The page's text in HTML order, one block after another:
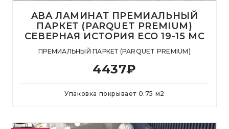
ABA ЛАМИНАТ ПРЕМИАЛЬНЫЙ
ПАРКЕТ (PARQUET PREMIUM)
СЕВЕРНАЯ ИСТОРИЯ ECO 19-15 MC
ПРЕМИАЛЬНЫЙ ПАРКЕТ (PARQUET PREMIUM)
4437₽
Упаковка покрывает 0.75 м2